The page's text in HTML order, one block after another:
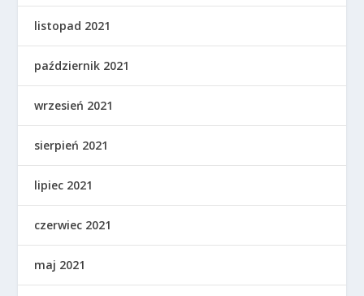
listopad 2021
październik 2021
wrzesień 2021
sierpień 2021
lipiec 2021
czerwiec 2021
maj 2021